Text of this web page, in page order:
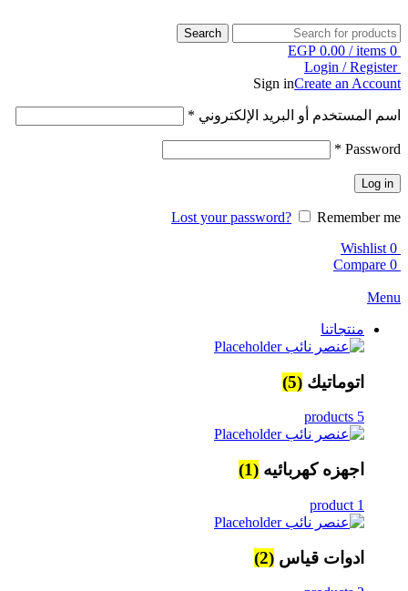
Search
0
items
/
EGP 0.00
Login / Register
Sign inCreate an Account
اسم المستخدم أو البريد الإلكتروني *
Password
*
Log in
Lost your password?
Remember me
0
Wishlist
0
Compare
Menu
منتجاتنا
اتوماتيك (5)
5 products
اجهزه كهربائيه (1)
1 product
ادوات قياس (2)